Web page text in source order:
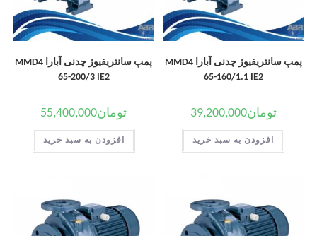
پمپ سانتریفیوژ چدنی آبارا MMD4
65-160/1.1 IE2
تومان39,200,000
افزودن به سبد خرید
پمپ سانتریفیوژ چدنی آبارا MMD4
65-200/3 IE2
تومان55,400,000
افزودن به سبد خرید